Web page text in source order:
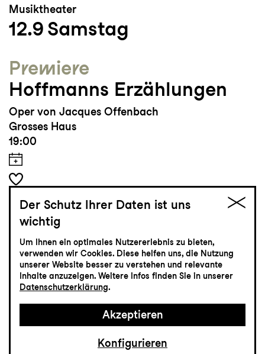
Musiktheater
12.9 Samstag
Premiere
Hoffmanns Erzählungen
Oper von Jacques Offenbach
Grosses Haus
19:00
Tickets
CHF 80-145
Musiktheater
16.9Mittwoch
Wieder­aufnahme
Der Schutz Ihrer Daten ist uns
wichtig
Um Ihnen ein optimales Nutzererlebnis zu bieten,
verwenden wir Cookies. Diese helfen uns, die Nutzung
unserer Website besser zu verstehen und relevante
Inhalte anzuzeigen. Weitere Infos finden Sie in unserer
Datenschutzerklärung.
Akzeptieren
Konfigurieren